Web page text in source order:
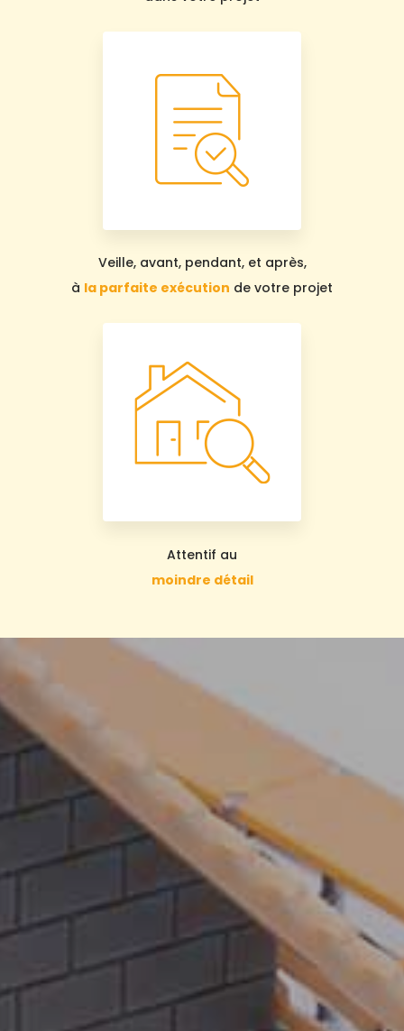
Veille, avant, pendant, et après,
à la parfaite exécution de votre projet
Attentif au
moindre détail